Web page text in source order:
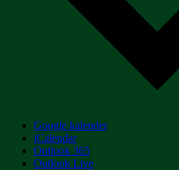
Google kalender
iCalendar
Outlook 365
Outlook Live